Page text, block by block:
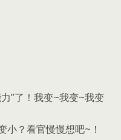
”了！我变~我变~我变
小？看官慢慢想吧~！